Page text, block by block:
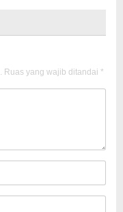
Ruas yang wajib ditandai *